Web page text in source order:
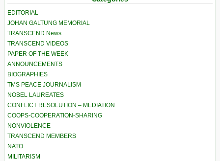
EDITORIAL
JOHAN GALTUNG MEMORIAL
TRANSCEND News
TRANSCEND VIDEOS
PAPER OF THE WEEK
ANNOUNCEMENTS
BIOGRAPHIES
TMS PEACE JOURNALISM
NOBEL LAUREATES
CONFLICT RESOLUTION – MEDIATION
COOPS-COOPERATION-SHARING
NONVIOLENCE
TRANSCEND MEMBERS
NATO
MILITARISM